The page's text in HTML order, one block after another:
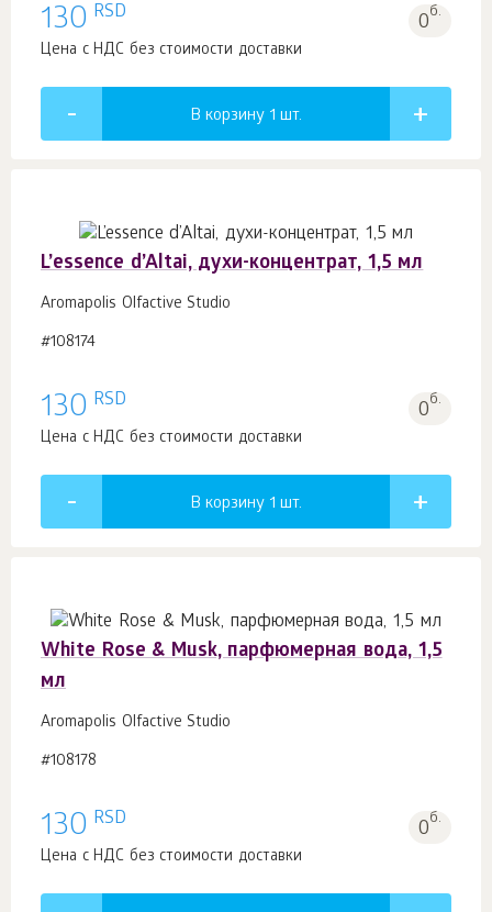
130 RSD 0б.
Цена с НДС без стоимости доставки
В корзину 1 шт.
L’essence d’Altai, духи-концентрат, 1,5 мл
Aromapolis Olfactive Studio
#108174
130 RSD 0б.
Цена с НДС без стоимости доставки
В корзину 1 шт.
White Rose & Musk, парфюмерная вода, 1,5
мл
Aromapolis Olfactive Studio
#108178
130 RSD 0б.
Цена с НДС без стоимости доставки